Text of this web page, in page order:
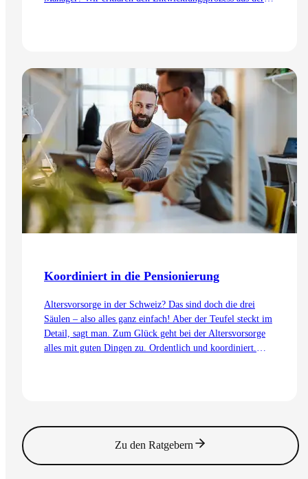
Zum Artikel
Koordiniert in die Pensionierung
Altersvorsorge in der Schweiz? Das sind doch die drei
Säulen – also alles ganz einfach! Aber der Teufel steckt im
Detail, sagt man. Zum Glück geht bei der Altersvorsorge
alles mit guten Dingen zu. Ordentlich und koordiniert.
Zu den Ratgebern